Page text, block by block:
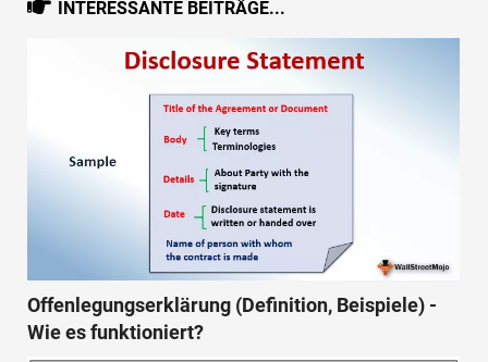
INTERESSANTE BEITRÄGE...
Offenlegungserklärung (Definition, Beispiele) -
Wie es funktioniert?